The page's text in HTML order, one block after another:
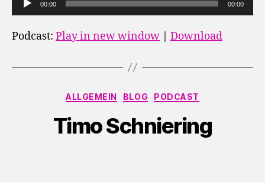
u
d
00:00 00:00
Podcast: Play in new window Download
Kategorien
ALLGEMEIN BLOG PODCAST
Timo Schniering